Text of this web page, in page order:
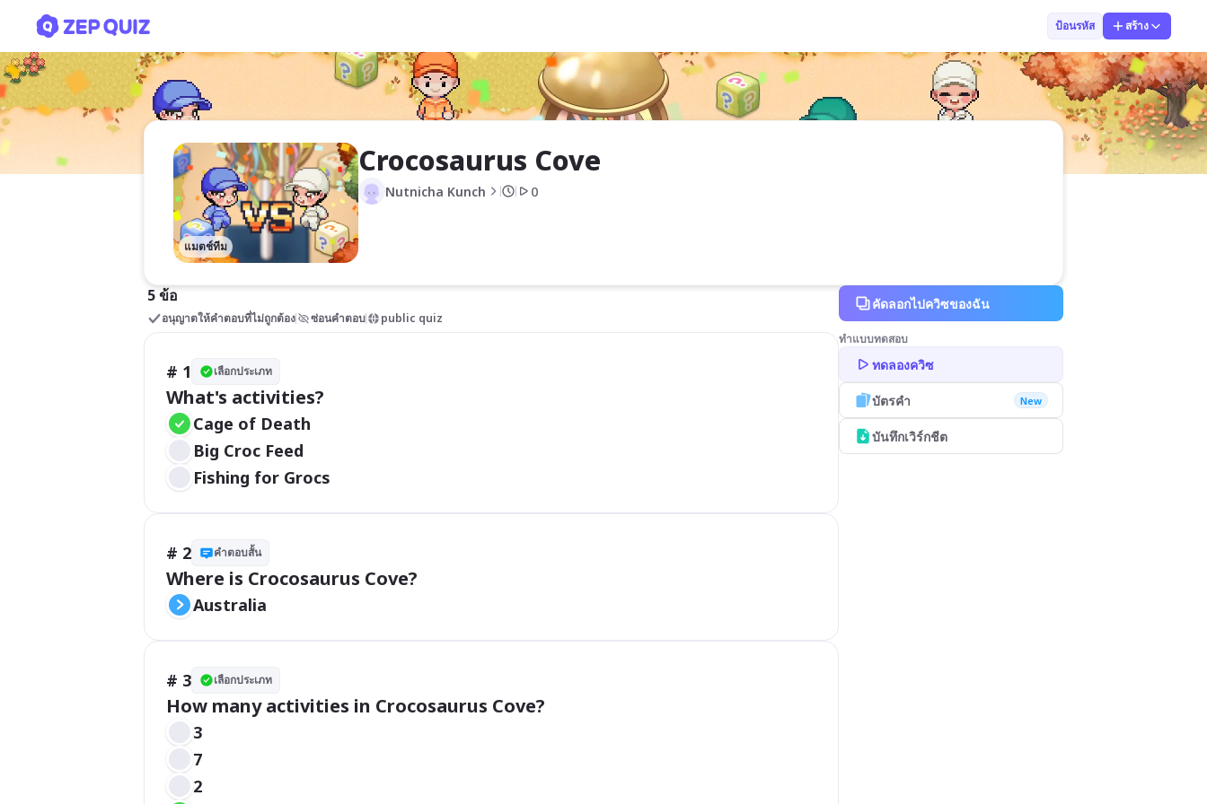
ป้อนรหัส สร้าง
แมตช์ทีม
Crocosaurus Cove
Nutnicha Kunch 0
5 ข้อ
อนุญาตให้คำตอบที่ไม่ถูกต้อง ซ่อนคำตอบ public quiz
# 1 เลือกประเภท
What's activities?
Cage of Death
Big Croc Feed
Fishing for Grocs
# 2 คำตอบสั้น
Where is Crocosaurus Cove?
Australia
# 3 เลือกประเภท
How many activities in Crocosaurus Cove?
3
7
2
คัดลอกไปควิซของฉัน
ทำแบบทดสอบ
ทดลองควิซ
บัตรคำ New
บันทึกเวิร์กชีต